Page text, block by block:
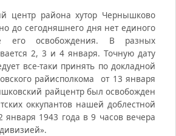
центр района хутор Чернышково
до сегодняшнего дня нет единого
его освобождения. В разных
2, 3 и 4 января. Точную дату
все-таки принять по докладной
райисполкома от 13 января
райцентр был освобожден
оккупантов нашей доблестной
1943 года в 9 часов вечера